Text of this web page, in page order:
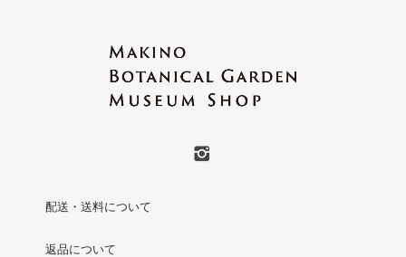
配送・送料について
返品について